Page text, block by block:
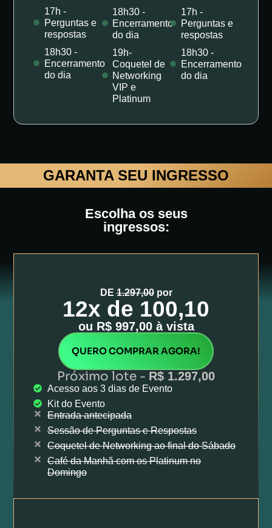
17h -
Perguntas e
respostas
18h30 -
Encerramento
do dia
18h30 -
Encerramento
do dia
19h-
Coquetel de
Networking
VIP e
Platinum
17h -
Perguntas e
respostas
18h30 -
Encerramento
do dia
GARANTA SEU INGRESSO
Escolha os seus
ingressos:
DE1.297,00por
12x de 100,10​
ou R$ 997,00 à vista
QUERO COMPRAR AGORA!
Próximo lote - R$ 1.297,00
Acesso aos 3 dias de Evento
Kit do Evento
Entrada antecipada
Sessão de Perguntas e Respostas
Coquetel de Networking ao final do Sábado
Café da Manhã com os Platinum no
Domingo